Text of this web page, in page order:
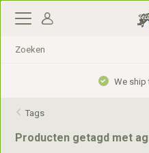
We ship
Tags
Producten getagd met